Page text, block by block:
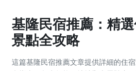
基隆民宿推薦：精
景點全攻略
這篇基隆民宿推薦文章提供詳細的住